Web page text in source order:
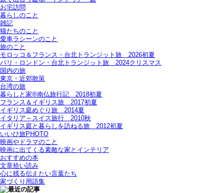
お宅訪問
暮らしのこと
雑記
猫たちのこと
愛車ラシーンのこと
旅のこと
モロッコ＆フランス・台北トランジット旅＿2026初夏
パリ・ロンドン・台北トランジット旅＿2024クリスマス
国内の旅
東京・近郊散策
台湾の旅
暮らしと家®南仏旅行記＿2018初夏
フランス＆イギリス旅＿2017初夏
イギリス庭めぐり旅＿2014夏
イタリア～スイス旅行 2010秋
イギリス庭と暮らしを訪ねる旅＿2012初夏
いいひ旅PHOTO
映画やドラマのこと
映画に出てくる素敵な家とインテリア
おすすめの本
文章拾い読み
心に残る伝えたい言葉たち
家づくり用語集